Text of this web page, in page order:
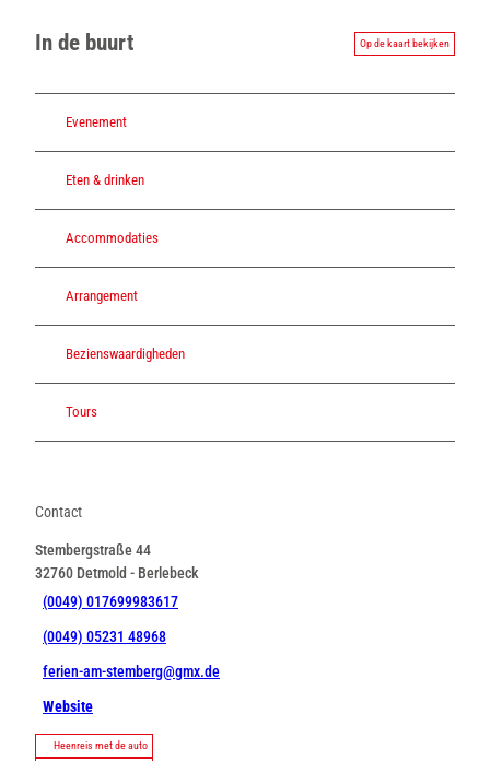
In de buurt Op de kaart bekijken
Evenement
Eten & drinken
Accommodaties
Arrangement
Bezienswaardigheden
Tours
Contact
Stembergstraße 44
32760 Detmold - Berlebeck
(0049) 017699983617
(0049) 05231 48968
ferien-am-stemberg@gmx.de
Website
Heenreis met de auto